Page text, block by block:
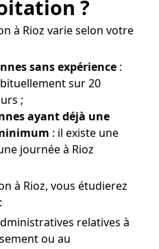
?
à Rioz varie selon votre
sans expérience :
sur 20
;
ayant déjà une
: il existe une
journée à Rioz
à Rioz, vous étudierez
relatives à
ou au